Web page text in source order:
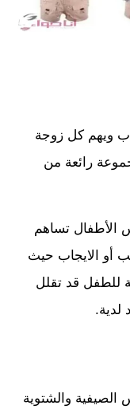
ويهم كل زوجة
رائعة من
الأطفال تساهم
أو الايجاب حيث
للطفل قد تقلل
لدية.
الصيفية والشتوية